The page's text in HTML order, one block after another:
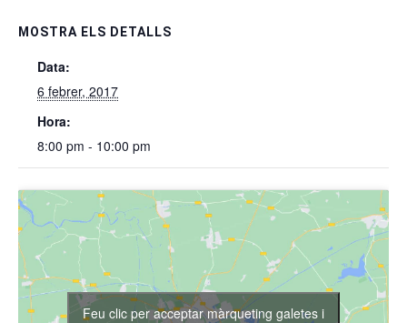
MOSTRA ELS DETALLS
Data:
6 febrer, 2017
Hora:
8:00 pm - 10:00 pm
Feu clic per acceptar màrqueting galetes i